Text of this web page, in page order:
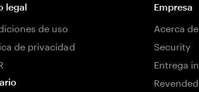
legal
de uso
de privacidad
Empresa
Acerca
Security
Entrega